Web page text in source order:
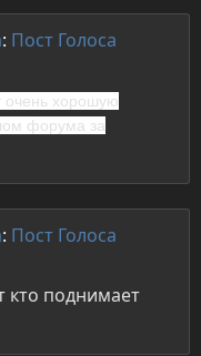
: Пост Голоса
очень хорошую
форума за
: Пост Голоса
кто поднимает